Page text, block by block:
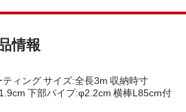
情報
ィング サイズ:全長3m 収納時寸
下部パイプ:φ2.2cm 横棒L85cm付